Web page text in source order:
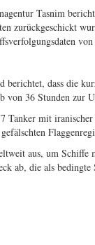
Tasnim
zurückgeschickt
berichtet, dass die
von 36 Stunden zur
Tanker mit
aus, um Schiffe
ab, die als